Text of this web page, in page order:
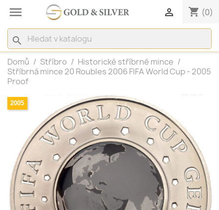
 shopping_cart (0)

search
Domů Stříbro
Historické stříbrné mince
Stříbrná mince 20 Roubles 2006 FIFA World Cup - 2005
Proof
2005